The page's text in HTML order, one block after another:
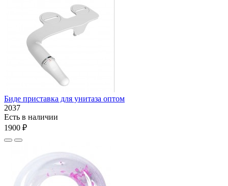
Биде приставка для унитаза оптом
2037
Есть в наличии
1900 ₽